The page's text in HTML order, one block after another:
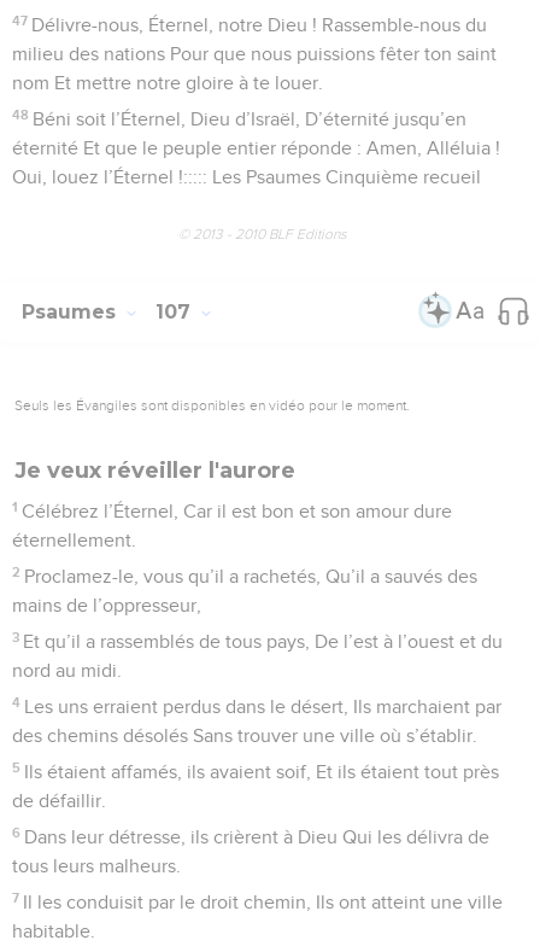
47 Délivre-nous, Éternel, notre Dieu ! Rassemble-nous du
milieu des nations Pour que nous puissions fêter ton saint
nom Et mettre notre gloire à te louer.
48 Béni soit l’Éternel, Dieu d’Israël, D’éternité jusqu’en
éternité Et que le peuple entier réponde : Amen, Alléluia !
Oui, louez l’Éternel !::::: Les Psaumes Cinquième recueil
© 2013 - 2010 BLF Editions
Psaumes 107
Seuls les Évangiles sont disponibles en vidéo pour le moment.
Je veux réveiller l'aurore
1 Célébrez l’Éternel, Car il est bon et son amour dure
éternellement.
2 Proclamez-le, vous qu’il a rachetés, Qu’il a sauvés des
mains de l’oppresseur,
3 Et qu’il a rassemblés de tous pays, De l’est à l’ouest et du
nord au midi.
4 Les uns erraient perdus dans le désert, Ils marchaient par
des chemins désolés Sans trouver une ville où s’établir.
5 Ils étaient affamés, ils avaient soif, Et ils étaient tout près
de défaillir.
6 Dans leur détresse, ils crièrent à Dieu Qui les délivra de
tous leurs malheurs.
7 Il les conduisit par le droit chemin, Ils ont atteint une ville
habitable.